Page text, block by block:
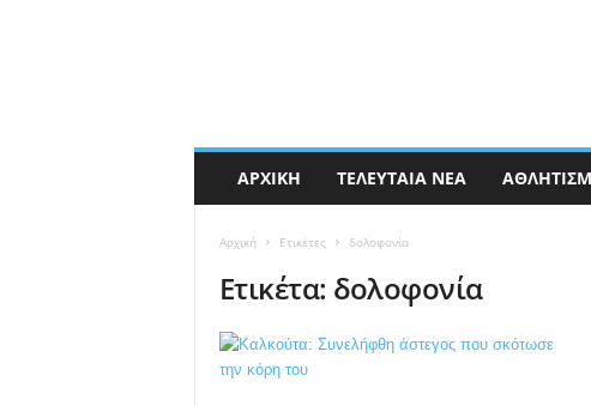
ΑΡΧΙΚΉ ΤΕΛΕΥΤΑΊΑ ΝΈΑ
Αρχική Ετικέτες δολοφονία
Ετικέτα: δολοφονία